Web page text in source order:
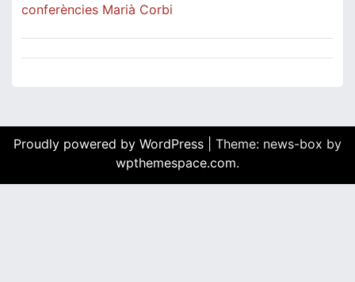
conferències Marià Corbi
Proudly powered by WordPress
Theme: news-box by
wpthemespace.com.